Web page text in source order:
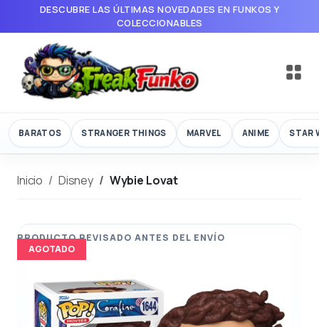
DESCUBRE LAS ÚLTIMAS NOVEDADES EN FUNKOS Y
COLECCIONABLES
BARATOS STRANGER THINGS MARVEL ANIME STAR
Inicio Disney Wybie Lovat
AGOTADO